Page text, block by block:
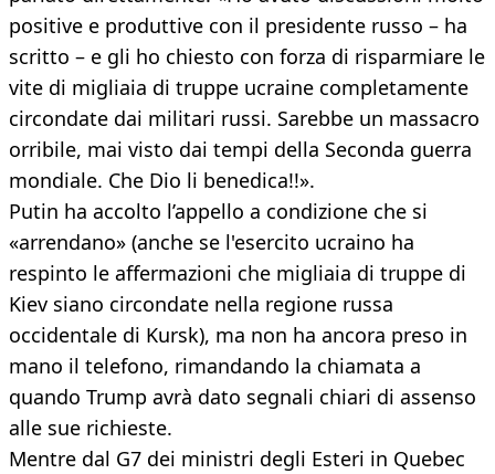
positive e produttive con il presidente russo – ha
scritto – e gli ho chiesto con forza di risparmiare le
vite di migliaia di truppe ucraine completamente
circondate dai militari russi. Sarebbe un massacro
orribile, mai visto dai tempi della Seconda guerra
mondiale. Che Dio li benedica!!».
Putin ha accolto l’appello a condizione che si
«arrendano» (anche se l'esercito ucraino ha
respinto le affermazioni che migliaia di truppe di
Kiev siano circondate nella regione russa
occidentale di Kursk), ma non ha ancora preso in
mano il telefono, rimandando la chiamata a
quando Trump avrà dato segnali chiari di assenso
alle sue richieste.
Mentre dal G7 dei ministri degli Esteri in Quebec